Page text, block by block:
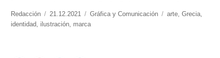
https://www.experimenta.es/author/redaccion/
Redacción
Publicado
el
21.12.2021 Categorías
Gráfica y Comunicación Etiquetas
arte ,Grecia
identidad
ilustración marca